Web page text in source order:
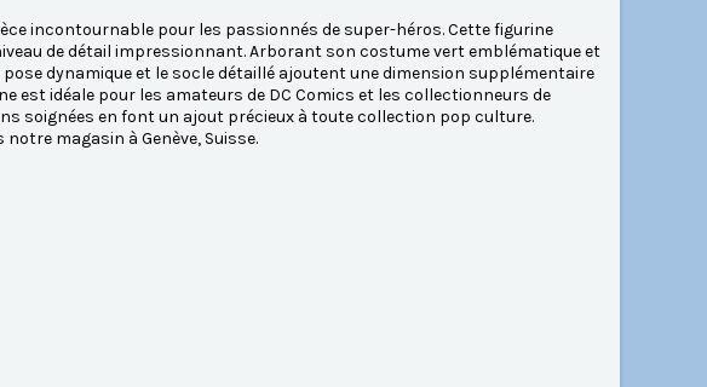
incontournable pour les passionnés de super-héros. Cette figurine
de détail impressionnant. Arborant son costume vert emblématique et
dynamique et le socle détaillé ajoutent une dimension supplémentaire
est idéale pour les amateurs de DC Comics et les collectionneurs de
soignées en font un ajout précieux à toute collection pop culture.
magasin à Genève, Suisse.